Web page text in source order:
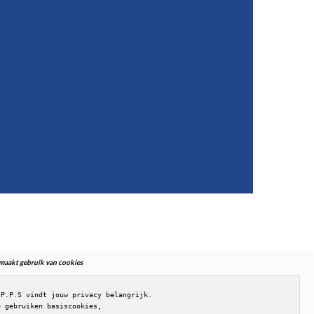
maakt gebruik van cookies
vindt jouw privacy belangrijk.
gebruiken basiscookies,